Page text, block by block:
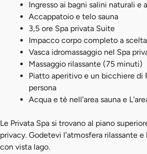
Ingresso ai bagni salini naturali e
Accappatoio e telo sauna
3,5 ore Spa privata Suite
Impacco corpo completo a scelta
Vasca idromassaggio nel Spa
Massaggio rilassante (75 minuti)
Piatto aperitivo e un bicchiere di
persona
Acqua e tè nell'area sauna e
Le Privata Spa si trovano al piano
privacy. Godetevi l’atmosfera rilassante
con vista lago.